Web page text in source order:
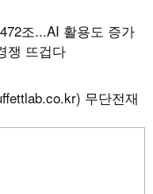
조...AI 활용도 증가
쟁 뜨겁다
무단전재